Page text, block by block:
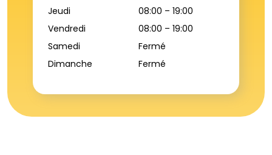
Jeudi
08:00 – 19:00
Vendredi
08:00 – 19:00
Samedi
Fermé
Dimanche
Fermé